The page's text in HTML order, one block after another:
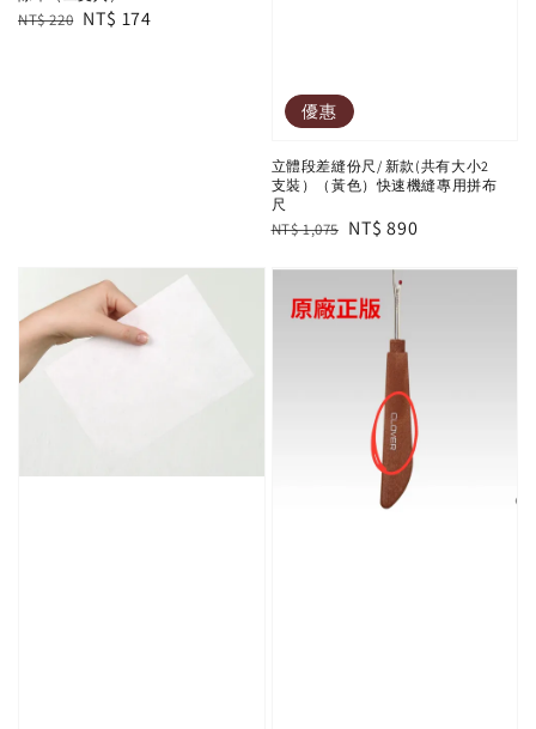
Regular
NT$ 220 Sale
NT$ 174
優惠
立體段差縫份尺/ 新款(共有大小2
支裝）（黃色）快速機縫專用拼布
尺
Regular
NT$ 1,075 Sale
NT$ 890